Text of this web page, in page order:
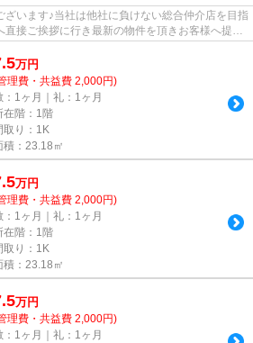
ざいます♪当社は他社に負けない総合仲介店を目指
直接ご挨拶に行き最新の物件を頂きお客様へ提供
万円
理費・共益費 2,000円)
：1ヶ月｜礼：1ヶ月
在階：1階
取り：1K
積：23.18㎡
万円
理費・共益費 2,000円)
：1ヶ月｜礼：1ヶ月
在階：1階
取り：1K
積：23.18㎡
万円
理費・共益費 2,000円)
：1ヶ月｜礼：1ヶ月